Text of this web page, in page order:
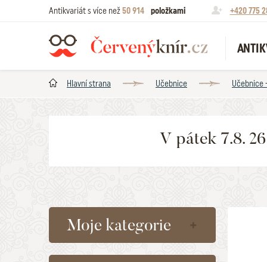
Antikvariát s více než50 914 položkami +420 775
Hlavní strana Učebnice Učebnice
V pátek 7.8.
Moje kategorie